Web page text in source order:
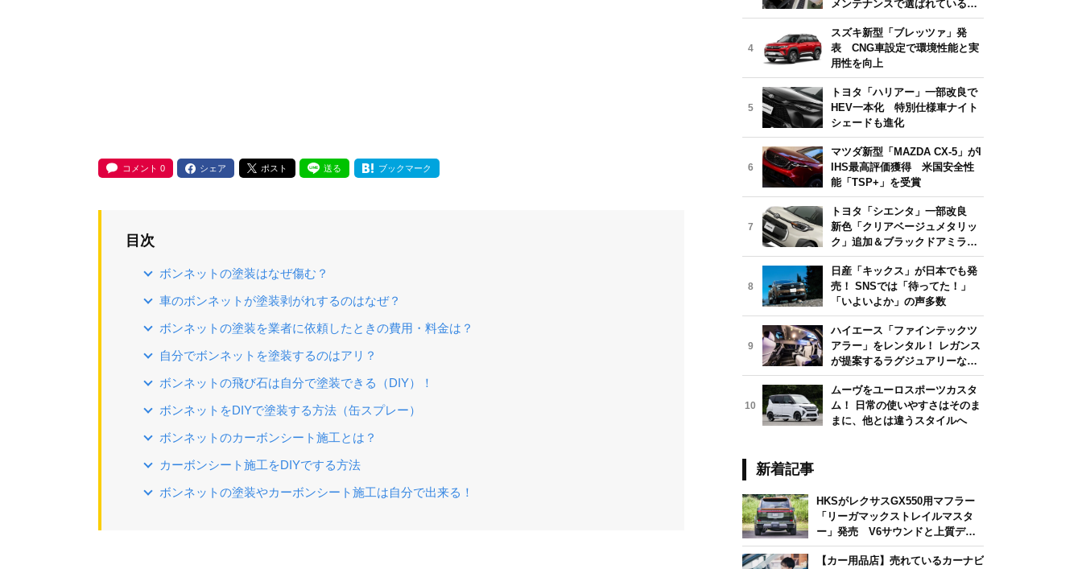
コメント 0 シェア ポスト 送る ブックマーク
目次
ボンネットの塗装はなぜ傷む？
車のボンネットが塗装剥がれするのはなぜ？
ボンネットの塗装を業者に依頼したときの費用・料金は？
自分でボンネットを塗装するのはアリ？
ボンネットの飛び石は自分で塗装できる（DIY）！
ボンネットをDIYで塗装する方法（缶スプレー）
ボンネットのカーボンシート施工とは？
カーボンシート施工をDIYでする方法
ボンネットの塗装やカーボンシート施工は自分で出来る！
メンテナンスで選ばれている人
気モデルは？【2026年6月版】
4
スズキ新型「ブレッツァ」発
表 CNG車設定で環境性能と実
用性を向上
5
トヨタ「ハリアー」一部改良で
HEV一本化 特別仕様車ナイト
シェードも進化
6
マツダ新型「MAZDA CX-5」がI
IHS最高評価獲得 米国安全性
能「TSP+」を受賞
7
トヨタ「シエンタ」一部改良
新色「クリアベージュメタリッ
ク」追加＆ブラックドアミラー
採用
8
日産「キックス」が日本でも発
売！ SNSでは「待ってた！」
「いよいよか」の声多数
9
ハイエース「ファインテックツ
アラー」をレンタル！ レガンス
が提案するラグジュアリーな移
動体験
10
ムーヴをユーロスポーツカスタ
ム！ 日常の使いやすさはそのま
まに、他とは違うスタイルへ
新着記事
HKSがレクサスGX550用マフラー
「リーガマックストレイルマスタ
ー」発売 V6サウンドと上質デザ
インを両立
【カー用品店】売れているカーナビ